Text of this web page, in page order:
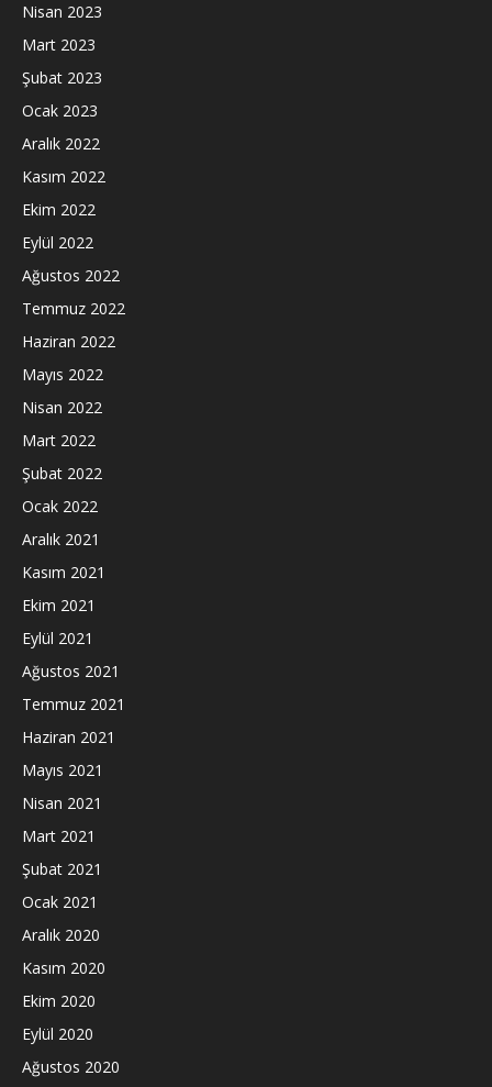
Nisan 2023
Mart 2023
Şubat 2023
Ocak 2023
Aralık 2022
Kasım 2022
Ekim 2022
Eylül 2022
Ağustos 2022
Temmuz 2022
Haziran 2022
Mayıs 2022
Nisan 2022
Mart 2022
Şubat 2022
Ocak 2022
Aralık 2021
Kasım 2021
Ekim 2021
Eylül 2021
Ağustos 2021
Temmuz 2021
Haziran 2021
Mayıs 2021
Nisan 2021
Mart 2021
Şubat 2021
Ocak 2021
Aralık 2020
Kasım 2020
Ekim 2020
Eylül 2020
Ağustos 2020